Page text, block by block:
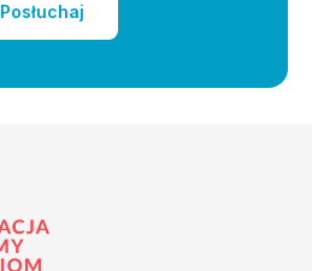
Posłuchaj